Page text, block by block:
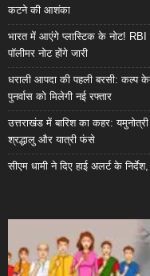
कटने की आशंका
भारत में आएंगे प्लास्टिक के नोट!
पॉलीमर नोट होंगे जारी
धराली आपदा की पहली बरसी: कल्प
पुनर्वास को मिलेगी नई रफ्तार
उत्तराखंड में बारिश का कहर:
श्रद्धालु और यात्री फंसे
सीएम धामी ने दिए हाई अलर्ट के